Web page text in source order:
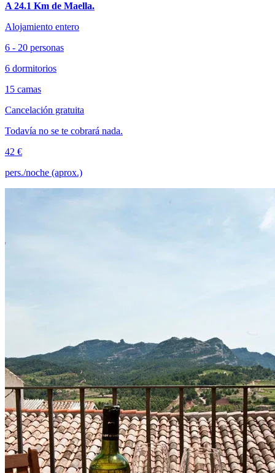
A 24.1 Km de Maella.
Alojamiento entero
6 - 20 personas
6 dormitorios
15 camas
Cancelación gratuita
Todavía no se te cobrará nada.
42 €
pers./noche (aprox.)